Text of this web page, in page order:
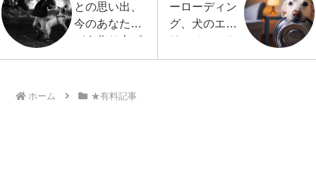
との思い出、
今のあなたを
どう作り上げ
ている？
ーローディン
グ、犬のエン
リッチメント
に活かせる
ホーム ★有料記事